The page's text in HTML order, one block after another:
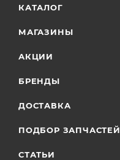
КАТАЛОГ
МАГАЗИНЫ
АКЦИИ
БРЕНДЫ
ДОСТАВКА
ПОДБОР ЗАПЧАСТЕЙ
СТАТЬИ